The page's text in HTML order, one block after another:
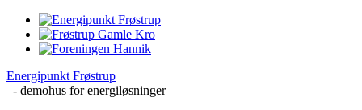
Energipunkt Frøstrup
- demohus for energiløsninger